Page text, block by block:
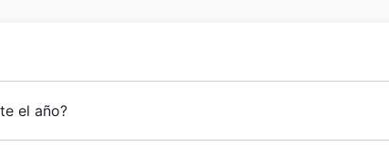
las Fersay deals ofrecen oportunidades únicas para
gama de
españoles. Su evolución se ha caracterizado por
el año?